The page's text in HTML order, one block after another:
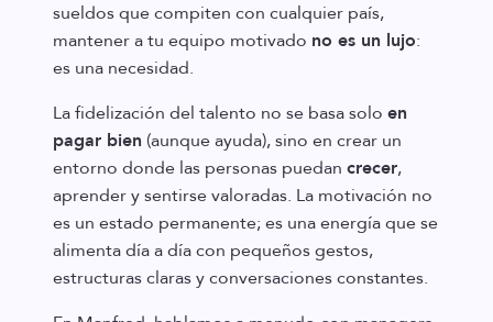
sueldos que compiten con cualquier país,
mantener a tu equipo motivado no es un lujo:
es una necesidad.
La fidelización del talento no se basa solo en
pagar bien (aunque ayuda), sino en crear un
entorno donde las personas puedan crecer,
aprender y sentirse valoradas. La motivación no
es un estado permanente; es una energía que se
alimenta día a día con pequeños gestos,
estructuras claras y conversaciones constantes.